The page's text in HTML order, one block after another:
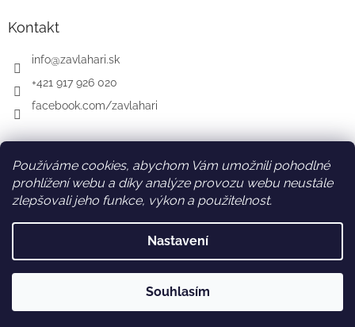
Používáme cookies, abychom Vám umožnili pohodlné
prohlížení webu a díky analýze provozu webu neustále
zlepšovali jeho funkce, výkon a použitelnost.
Nastavení
Souhlasím
Kontakt
info@zavlahari.sk
+421 917 926 020
facebook.com/zavlahari
SK AT DE
Vytvořil Shoptet
zavlahari-eshop.cz. Všechna práva vyhrazena.